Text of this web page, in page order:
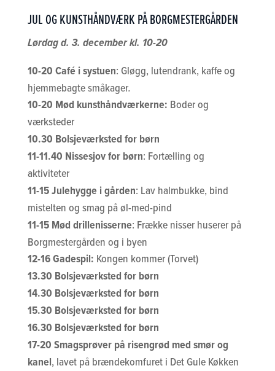
JUL OG KUNSTHÅNDVÆRK PÅ BORGMESTERGÅRDEN
Lørdag d. 3. december kl. 10-20
10-20 Café i systuen: Gløgg, lutendrank, kaffe og
hjemmebagte småkager.
10-20 Mød kunsthåndværkerne: Boder og
værksteder
10.30 Bolsjeværksted for børn
11-11.40 Nissesjov for børn: Fortælling og
aktiviteter
11-15 Julehygge i gården: Lav halmbukke, bind
mistelten og smag på øl-med-pind
11-15 Mød drillenisserne: Frække nisser huserer på
Borgmestergården og i byen
12-16 Gadespil: Kongen kommer (Torvet)
13.30 Bolsjeværksted for børn
14.30 Bolsjeværksted for børn
15.30 Bolsjeværksted for børn
16.30 Bolsjeværksted for børn
17-20 Smagsprøver på risengrød med smør og
kanel, lavet på brændekomfuret i Det Gule Køkken